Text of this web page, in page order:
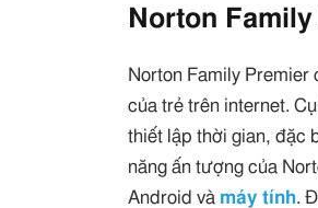
Norton
Norton Family Premier
của trẻ trên internet.
thiết lập thời gian, đặc
năng ấn tượng của
Android và máy tính.